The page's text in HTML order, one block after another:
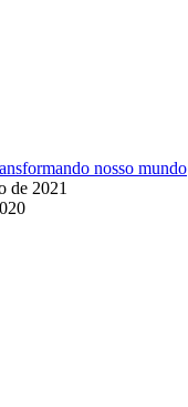
nosso mundo
de 2021